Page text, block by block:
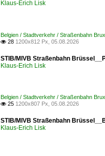
Klaus-Erich Lisk
Belgien / Stadtverkehr / Straßenbahn
 28 1200x812 Px, 05.08.2026
STIB/MIVB Straßenbahn
Klaus-Erich Lisk
Belgien / Stadtverkehr / Straßenbahn
 25 1200x807 Px, 05.08.2026
STIB/MIVB Straßenbahn
Klaus-Erich Lisk